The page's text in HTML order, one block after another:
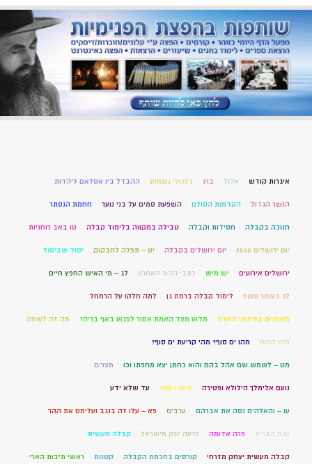
איגרות קודש אלול ברג גלגולי נשמות ההבדל בין אסלאם ליהדות
הנשר הגדול הקדמות הסולם השפעת סמים על בני נוער חחמת הנסתר
חנוכה בקבלה חסידות וקבלה טבילה במקווה בלימוד קבלה טו באב רוחניות
יום ירושלים 2020 יום ירושלים בקבלה יט – תפלה לחבקוק יסוד שביסוד
ירושלים אירועים יש מיש כתבי הדור האחרון לג – מי האיש החפץ חיים
לג בעומר תשפ לימוד קבלה ברמת גן למה חלקו על הרמחל
מאמרים בתיקוני הזוהר מדוע מצד האמת אסור לפגוע באף בריה? מה זה לשמה
מהו הכוח מהו ים סוף? מהי קריעת ים סוף?
מט – לשמש שם אהל בהם והוא כחתן יצא מחפתו וכו מצרים
נועם אלימלך הילולא ופטירה סימן גשמי עד שלא ידע
עו – והאלהים נסה את אברהם ערבים פא – עלו זה בנגב ועליתם את ההר
פגם הברית פרה אדומה פרעה יונק מישראל קבלה מעשית
קבלה מעשית יצחק מזרחי קורסים בחכמת הקבלה קטנות ראשי תיבות הארי